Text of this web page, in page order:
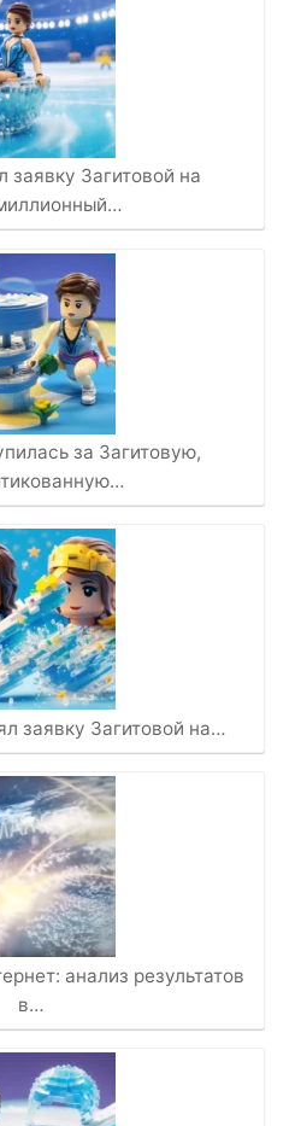
заявку Загитовой на
за Загитовую,
заявку Загитовой на…
анализ результатов
в…